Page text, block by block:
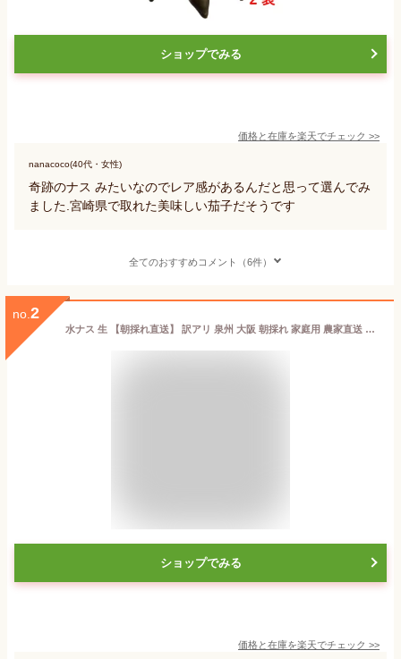
ショップでみる
価格と在庫を楽天でチェック >>
nanacoco(40代・女性)
奇跡のナス みたいなのでレア感があるんだと思って選んでみ
ました.宮崎県で取れた美味しい茄子だそうです
全てのおすすめコメント（6件）
no. 2
水ナス 生 【朝採れ直送】 訳アリ 泉州 大阪 朝採れ 家庭用 農家直送 即日発送 漬物 浅漬け ぬか漬け 水なす 水茄子 産地直送 夏野菜 生野菜 自宅用
ショップでみる
価格と在庫を楽天でチェック >>